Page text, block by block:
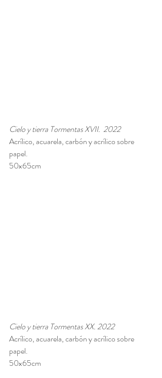
Cielo y tierra Tormentas XVII.  2022
Acrílico, acuarela, carbón y acrílico sobre
papel.
50x65cm
Cielo y tierra Tormentas XX. 2022
Acrílico, acuarela, carbón y acrílico sobre
papel.
50x65cm